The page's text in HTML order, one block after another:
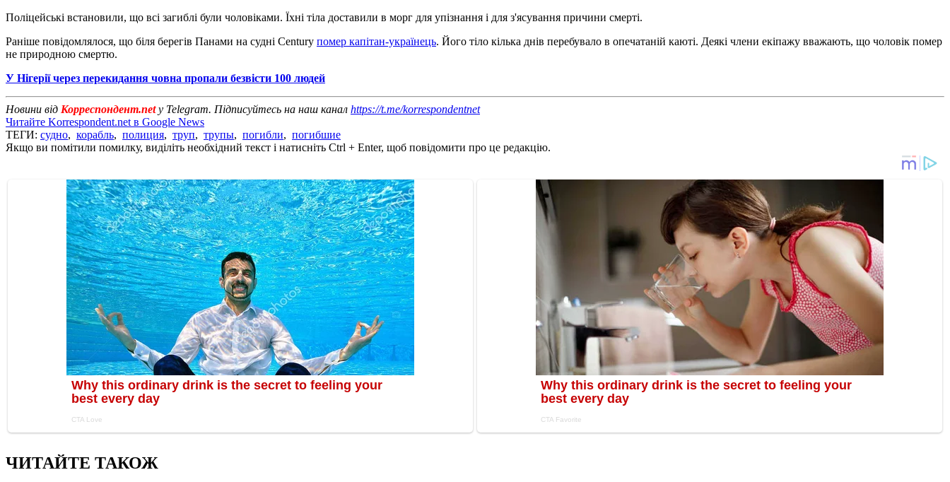
Поліцейські встановили, що всі загиблі були чоловіками. Їхні тіла доставили в морг для упізнання і для з'ясування причини смерті.
Раніше повідомлялося, що біля берегів Панами на судні Century помер капітан-українець. Його тіло кілька днів перебувало в опечатаній каюті. Деякі члени екіпажу вважають, що чоловік помер
не природною смертю.
У Нігерії через перекидання човна пропали безвісти 100 людей
Новини від Корреспондент.netу Telegram. Підписуйтесь на наш канал https://t.me/korrespondentnet
Читайте Korrespondent.net в Google News
ТЕГИ: судно, корабль, полиция, труп, трупы, погибли, погибшие
Якщо ви помітили помилку, виділіть необхідний текст і натисніть Ctrl + Enter, щоб повідомити про це редакцію.
ЧИТАЙТЕ ТАКОЖ